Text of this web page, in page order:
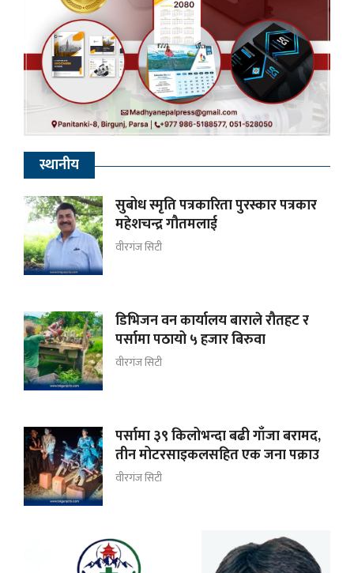
स्थानीय
सुबोध स्मृति पत्रकारिता पुरस्कार पत्रकार
महेशचन्द्र गौतमलाई
वीरगंज सिटी
डिभिजन वन कार्यालय बाराले रौतहट र
पर्सामा पठायो ५ हजार बिरुवा
वीरगंज सिटी
पर्सामा ३९ किलोभन्दा बढी गाँजा बरामद,
तीन मोटरसाइकलसहित एक जना पक्राउ
वीरगंज सिटी